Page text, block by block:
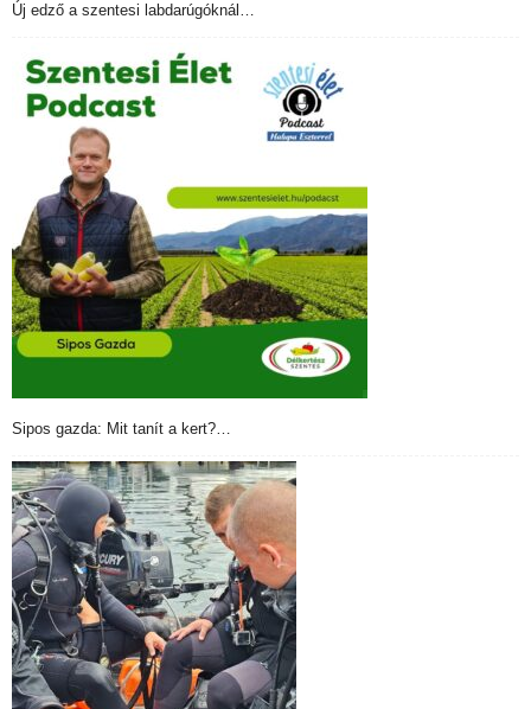
Új edző a szentesi labdarúgóknál…
Sipos gazda: Mit tanít a kert?…